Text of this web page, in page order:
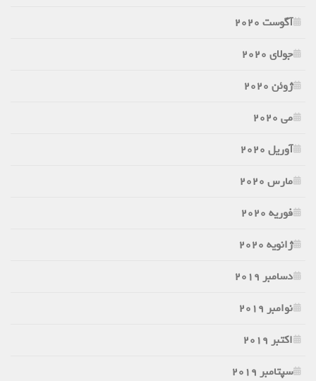
آگوست 2020
جولای 2020
ژوئن 2020
می 2020
آوریل 2020
مارس 2020
فوریه 2020
ژانویه 2020
دسامبر 2019
نوامبر 2019
اکتبر 2019
سپتامبر 2019